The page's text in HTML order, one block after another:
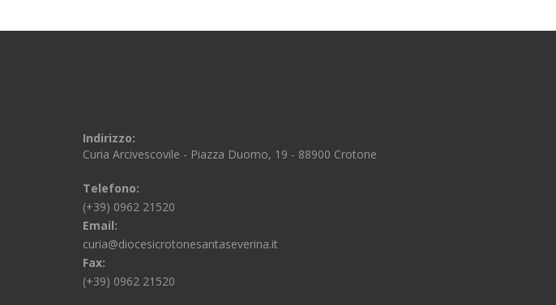
Indirizzo:
Curia Arcivescovile - Piazza Duomo, 19 - 88900 Crotone
Telefono:
(+39) 0962 21520
Email:
curia@diocesicrotonesantaseverina.it
Fax:
(+39) 0962 21520